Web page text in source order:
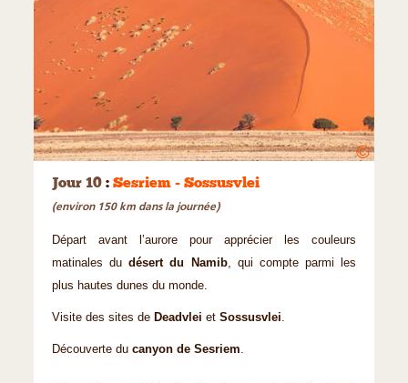
©
Jour 10 : Sesriem - Sossusvlei
(environ 150 km dans la journée)
Départ avant l’aurore pour apprécier les couleurs
matinales dudésert du Namib, qui compte parmi les
plus hautes dunes du monde.
Visite des sites de Deadvlei et Sossusvlei.
Découverte du canyon de Sesriem.